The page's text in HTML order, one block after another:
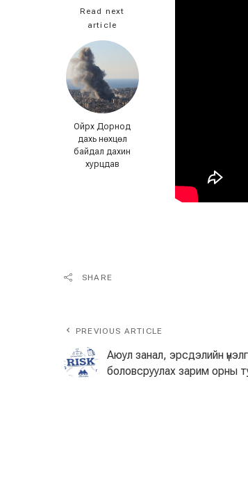
Read next
article
Ойрх Дорнод
дахь нөхцөл
байдал дахин
хурцдав
SHARE
PREVIOUS ARTICLE
Аюул занал, эрсдэлийн
боловсруулах зарим орны